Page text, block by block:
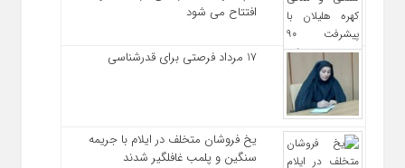
افتتاح می شود
17 مرداد فرصتی برای قدرشناسی
یخ‌ فروشان متخلف در ایلام با جریمه
سنگین و پلمب غافلگیر شدند